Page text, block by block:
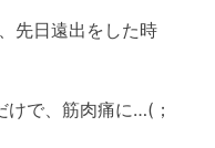
先日遠出をした時
けで、筋肉痛に…(；